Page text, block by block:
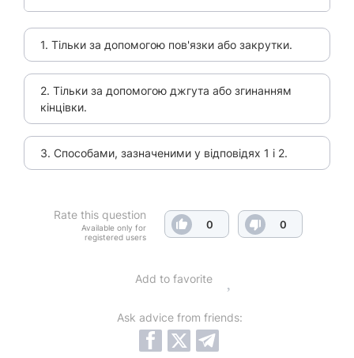
1. Тільки за допомогою пов'язки або закрутки.
2. Тільки за допомогою джгута або згинанням
кінцівки.
3. Способами, зазначеними у відповідях 1 і 2.
Rate this question
Available only for
registered users
0 0
Add to favorite
Ask advice from friends: